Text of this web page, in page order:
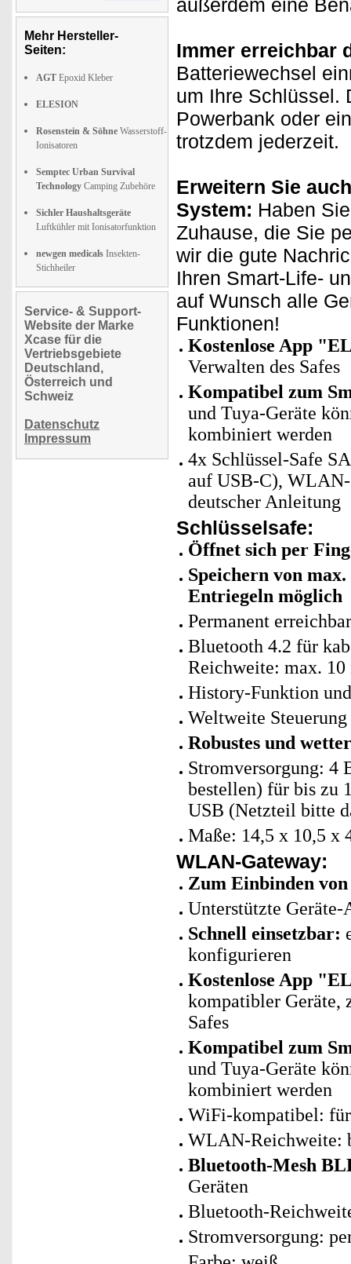
Mehr Hersteller-
Seiten:
AGT Epoxid Kleber
ELESION
Rosenstein & Söhne Wasserstoff-
Ionisatoren
Semptec Urban Survival
Technology Camping Zubehöre
Sichler Haushaltsgeräte
Luftkühler mit Ionisatorfunktion
newgen medicals Insekten-
Stichheiler
Service- & Support-
Website der Marke
Xcase für die
Vertriebsgebiete
Deutschland,
Österreich und
Schweiz
Datenschutz
Impressum
außerdem eine
Immer erreichbar
Batteriewechsel
um Ihre Schlüssel.
Powerbank oder
trotzdem jederzeit.
Erweitern Sie
System: Haben
Zuhause, die Sie
wir die gute
Ihren Smart-Life-
auf Wunsch alle
Funktionen!
Kostenlose App
Verwalten des Safes
Kompatibel zum
und Tuya-Geräte
kombiniert werden
4x Schlüssel-Safe
auf USB-C), WLAN-
deutscher Anleitung
Schlüsselsafe:
Öffnet sich per
Speichern von
Entriegeln möglich
Permanent
Bluetooth 4.2 für
Reichweite: max. 10
History-Funktion
Weltweite
Robustes und
Stromversorgung: 4
bestellen) für bis zu
USB (Netzteil bitte
Maße: 14,5 x 10,5 x
WLAN-Gateway:
Zum Einbinden
Unterstützte Geräte-
Schnell einsetzbar:
konfigurieren
Kostenlose App
kompatibler Geräte,
Safes
Kompatibel zum
und Tuya-Geräte
kombiniert werden
WiFi-kompatibel:
WLAN-Reichweite:
Bluetooth-Mesh
Geräten
Bluetooth-
Stromversorgung: